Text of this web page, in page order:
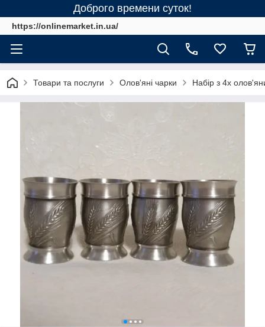
Доброго времени суток!
https://onlinemarket.in.ua/
Товари та послуги Олов'яні чарки Набір з 4х